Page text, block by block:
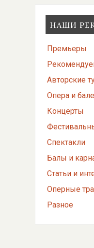
НАШИ
Премьеры
Авторские
Опера и
Концерты
Спектакли
Балы и
Статьи и
Оперные
Разное